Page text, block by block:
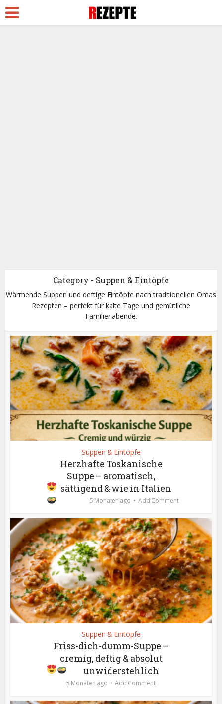
Category - Suppen & Eintöpfe
Wärmende Suppen und deftige Eintöpfe nach traditionellen Omas
Rezepten – perfekt für kalte Tage und gemütliche
Familienabende.
Suppen & Eintöpfe
Herzhafte Toskanische
Suppe – aromatisch,
sättigend & wie in Italien
5 Monaten ago Add Comment
Suppen & Eintöpfe
Friss-dich-dumm-Suppe –
cremig, deftig & absolut
unwiderstehlich
5 Monaten ago Add Comment